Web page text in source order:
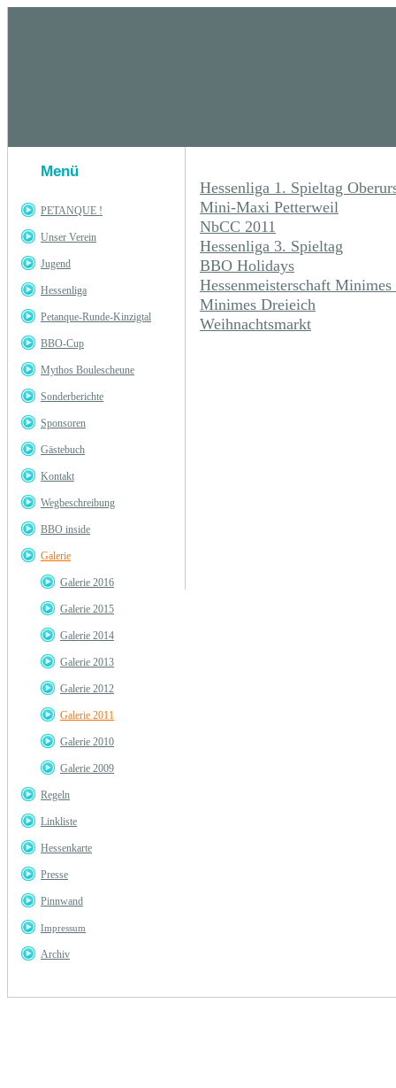
Menü
PETANQUE !
Unser Verein
Jugend
Hessenliga
Petanque-Runde-Kinzigtal
BBO-Cup
Mythos Boulescheune
Sonderberichte
Sponsoren
Gästebuch
Kontakt
Wegbeschreibung
BBO inside
Galerie
Galerie 2016
Galerie 2015
Galerie 2014
Galerie 2013
Galerie 2012
Galerie 2011
Galerie 2010
Galerie 2009
Regeln
Linkliste
Hessenkarte
Presse
Pinnwand
Impressum
Archiv
Hessenliga 1. Spieltag
Mini-Maxi Petterweil
NbCC 2011
Hessenliga 3. Spieltag
BBO Holidays
Hessenmeisterschaft Minimes
Minimes Dreieich
Weihnachtsmarkt